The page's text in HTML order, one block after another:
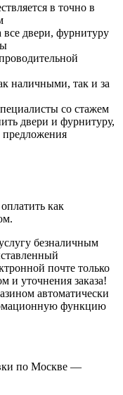
в точно в
двери, фурнитуру
наличными, так и за
со стажем
двери и фурнитуру,
предложения
как
безналичным
почте только
уточнения заказа!
автоматически
функцию
по Москве —